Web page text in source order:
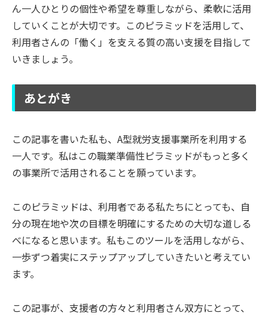
ん一人ひとりの個性や希望を尊重しながら、柔軟に活用
していくことが大切です。このピラミッドを活用して、
利用者さんの「働く」を支える質の高い支援を目指して
いきましょう。
あとがき
この記事を書いた私も、A型就労支援事業所を利用する
一人です。私はこの職業準備性ピラミッドがもっと多く
の事業所で活用されることを願っています。
このピラミッドは、利用者である私たちにとっても、自
分の現在地や次の目標を明確にするための大切な道しる
べになると思います。私もこのツールを活用しながら、
一歩ずつ着実にステップアップしていきたいと考えてい
ます。
この記事が、支援者の方々と利用者さん双方にとって、